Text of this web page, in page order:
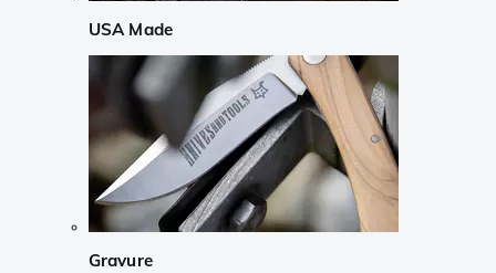
USA Made
Gravure